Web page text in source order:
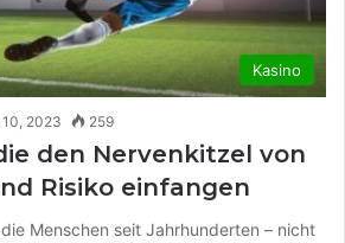
Kasino
2023 259
den Nervenkitzel von
Risiko einfangen
Menschen seit Jahrhunderten – nicht